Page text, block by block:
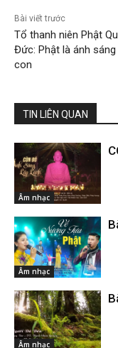
Bài viết trước
Tổ thanh niên Phật
Đức: Phật là ánh
con
TIN LIÊN QUAN
Âm nhạc
Âm nhạc
Âm nhạc